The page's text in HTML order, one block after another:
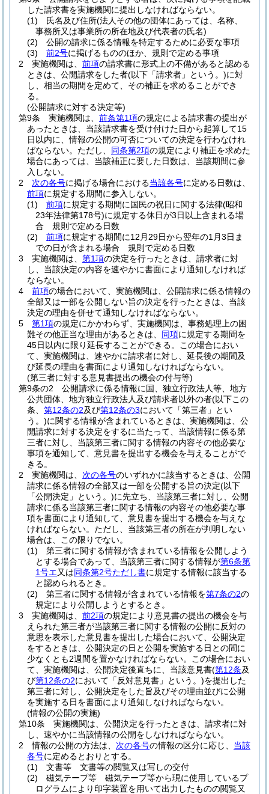
した請求書を実施機関に提出しなければならない。
(1)
氏名及び住所(法人その他の団体にあっては、名称、
事務所又は事業所の所在地及び代表者の氏名)
(2)
公開の請求に係る情報を特定するために必要な事項
(3)
前2号に掲げるもののほか、規則で定める事項
2
実施機関は、 前項の請求書に形式上の不備があると認める
ときは、公開請求をした者(以下「請求者」という。)に対
し、相当の期間を定めて、その補正を求めることができ
る。
(公開請求に対する決定等)
第9条
実施機関は、 前条第1項の規定による請求書の提出が
あったときは、当該請求書を受け付けた日から起算して15
日以内に、情報の公開の可否についての決定を行わなけれ
ばならない。 ただし、 同条第2項の規定により補正を求めた
場合にあっては、当該補正に要した日数は、当該期間に参
入しない。
2
次の各号に掲げる場合における当該各号に定める日数は、
前項に規定する期間に参入しない。
(1)
前項に規定する期間に国民の祝日に関する法律(昭和
23年法律第178号)に規定する休日が3日以上含まれる場
合 規則で定める日数
(2)
前項に規定する期間に12月29日から翌年の1月3日ま
での日が含まれる場合 規則で定める日数
3
実施機関は、 第1項の決定を行ったときは、請求者に対
し、当該決定の内容を速やかに書面により通知しなければ
ならない。
4
前項の場合において、実施機関は、公開請求に係る情報の
全部又は一部を公開しない旨の決定を行ったときは、当該
決定の理由を併せて通知しなければならない。
5
第1項の規定にかかわらず、実施機関は、事務処理上の困
難その他正当な理由があるときは、 同項に規定する期間を
45日以内に限り延長することができる。
この場合におい
て、実施機関は、速やかに請求者に対し、延長後の期間及
び延長の理由を書面により通知しなければならない。
(第三者に対する意見書提出の機会の付与等)
第9条の2
公開請求に係る情報に国、独立行政法人等、地方
公共団体、地方独立行政法人及び請求者以外の者(以下この
条、 第12条の2及び第12条の3において「第三者」とい
う。)に関する情報が含まれているときは、実施機関は、公
開請求に対する決定をするに当たって、当該情報に係る第
三者に対し、当該第三者に関する情報の内容その他必要な
事項を通知して、意見書を提出する機会を与えることがで
きる。
2
実施機関は、 次の各号のいずれかに該当するときは、公開
請求に係る情報の全部又は一部を公開する旨の決定(以下
「公開決定」という。)に先立ち、当該第三者に対し、公開
請求に係る当該第三者に関する情報の内容その他必要な事
項を書面により通知して、意見書を提出する機会を与えな
ければならない。 ただし、当該第三者の所在が判明しない
場合は、この限りでない。
(1)
第三者に関する情報が含まれている情報を公開しよう
とする場合であって、当該第三者に関する情報が第6条第
1号エ又は同条第2号ただし書に規定する情報に該当する
と認められるとき。
(2)
第三者に関する情報が含まれている情報を第7条の2の
規定により公開しようとするとき。
3
実施機関は、 前2項の規定により意見書の提出の機会を与
えられた第三者が当該第三者に関する情報の公開に反対の
意思を表示した意見書を提出した場合において、公開決定
をするときは、公開決定の日と公開を実施する日との間に
少なくとも2週間を置かなければならない。
この場合におい
て、実施機関は、公開決定後直ちに、当該意見書(第12条及
び第12条の2において「反対意見書」という。)を提出した
第三者に対し、公開決定をした旨及びその理由並びに公開
を実施する日を書面により通知しなければならない。
(情報の公開の実施)
第10条
実施機関は、公開決定を行ったときは、請求者に対
し、速やかに当該情報の公開をしなければならない。
2
情報の公開の方法は、 次の各号の情報の区分に応じ、 当該
各号に定めるとおりとする。
(1)
文書等 文書等の閲覧又は写しの交付
(2)
磁気テープ等 磁気テープ等から現に使用しているプ
ログラムにより印字装置を用いて出力したものの閲覧又